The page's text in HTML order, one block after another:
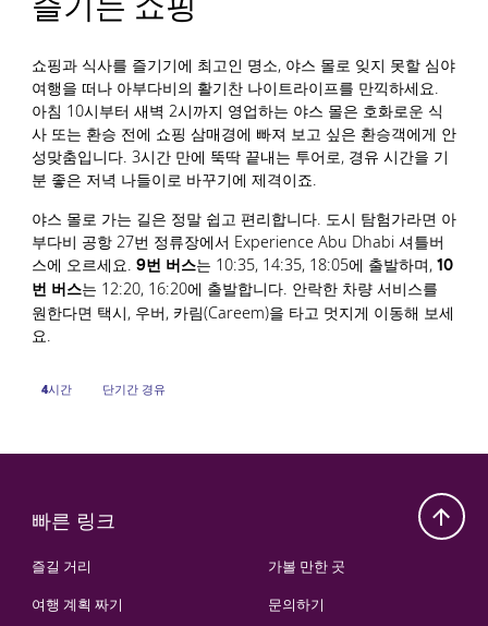
쇼핑과 식사를 즐기기에 최고인 명소, 야스 몰로 잊지 못할 심야
여행을 떠나 아부다비의 활기찬 나이트라이프를 만끽하세요.
아침 10시부터 새벽 2시까지 영업하는 야스 몰은 호화로운 식
사 또는 환승 전에 쇼핑 삼매경에 빠져 보고 싶은 환승객에게 안
성맞춤입니다. 3시간 만에 뚝딱 끝내는 투어로, 경유 시간을 기
분 좋은 저녁 나들이로 바꾸기에 제격이죠.
야스 몰로 가는 길은 정말 쉽고 편리합니다. 도시 탐험가라면 아
부다비 공항 27번 정류장에서 Experience Abu Dhabi 셔틀버
스에 오르세요. 9번 버스는 10:35, 14:35, 18:05에 출발하며, 10
번 버스는 12:20, 16:20에 출발합니다. 안락한 차량 서비스를
원한다면 택시, 우버, 카림(Careem)을 타고 멋지게 이동해 보세
요.
4시간 단기간 경유
빠른 링크
즐길 거리
여행 계획 짜기
가볼 만한 곳
문의하기